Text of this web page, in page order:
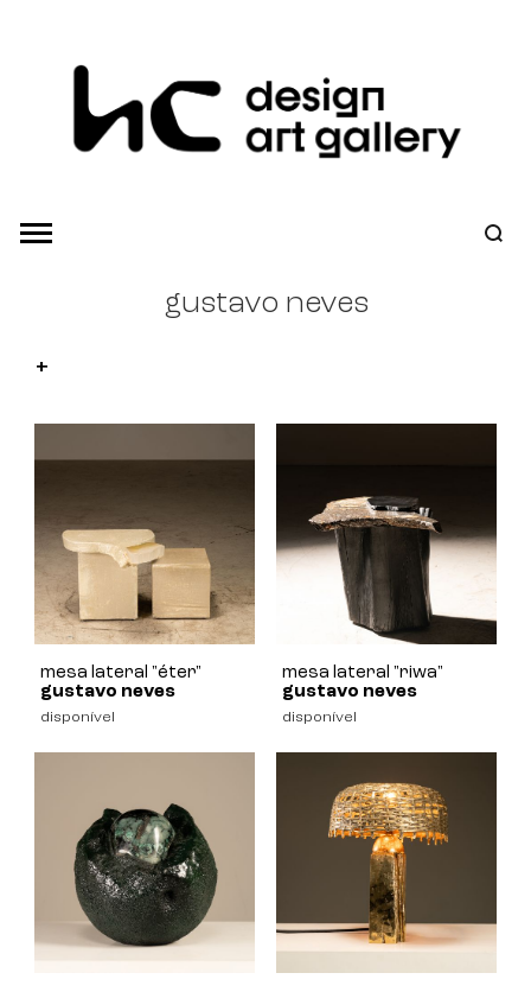
gustavo neves
+
mesa lateral "éter"
gustavo neves
disponível
mesa lateral "riwa"
gustavo neves
disponível